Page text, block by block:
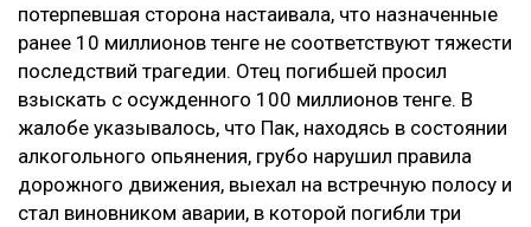
потерпевшая сторона настаивала, что назначенные
ранее 10 миллионов тенге не соответствуют тяжести
последствий трагедии. Отец погибшей просил
взыскать с осужденного 100 миллионов тенге. В
жалобе указывалось, что Пак, находясь в состоянии
алкогольного опьянения, грубо нарушил правила
дорожного движения, выехал на встречную полосу и
стал виновником аварии, в которой погибли три